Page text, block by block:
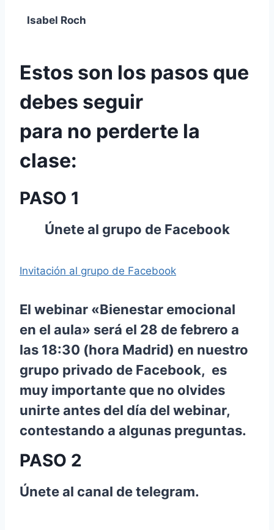
Isabel Roch
Estos son los pasos que
debes seguir
para no perderte la
clase:
PASO 1
Únete al grupo de Facebook
Invitación al grupo de Facebook
El webinar «Bienestar emocional
en el aula» será el 28 de febrero a
las 18:30 (hora Madrid) en nuestro
grupo privado de Facebook, es
muy importante que no olvides
unirte antes del día del webinar,
contestando a algunas preguntas.
PASO 2
Únete al canal de telegram.